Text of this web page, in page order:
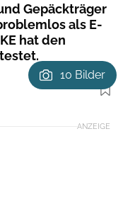
Gepäckträger
als E-
hat den
Foto: Björn Hänssler
10 Bilder
ANZEIGE